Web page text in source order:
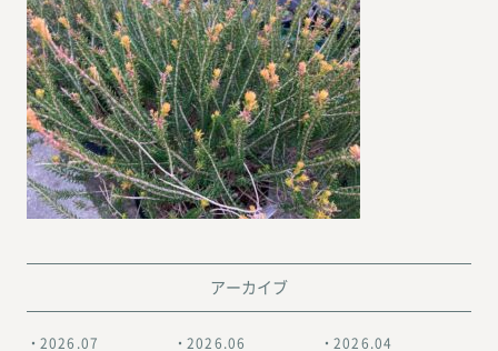
アーカイブ
2026.07 2026.06 2026.04